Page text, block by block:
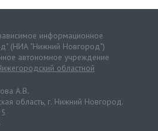
информационное
(НИА "Нижний Новгород")
автономное учреждение
областной
А.В.
область, г. Нижний Новгород.